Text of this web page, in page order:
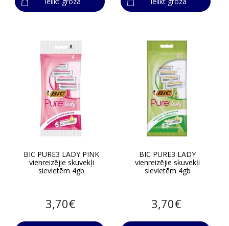
BIC PURE3 LADY PINK
vienreizējie skuvekļi
sievietēm 4gb
3,70€
BIC PURE3 LADY
vienreizējie skuvekļi
sievietēm 4gb
3,70€